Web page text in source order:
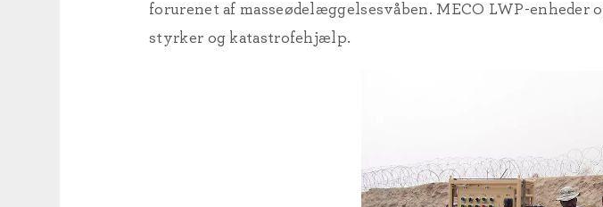
forurenet af masseødelæggelsesvåben. MECO LWP-
styrker og katastrofehjælp.